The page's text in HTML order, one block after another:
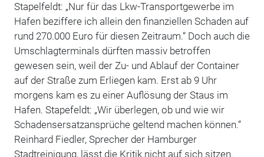
Stapelfeldt: „Nur für das Lkw-Transportgewerbe im
Hafen beziffere ich allein den finanziellen Schaden auf
rund 270.000 Euro für diesen Zeitraum.“ Doch auch die
Umschlagterminals dürften massiv betroffen
gewesen sein, weil der Zu- und Ablauf der Container
auf der Straße zum Erliegen kam. Erst ab 9 Uhr
morgens kam es zu einer Auflösung der Staus im
Hafen. Stapefeldt: „Wir überlegen, ob und wie wir
Schadensersatzansprüche geltend machen können.“
Reinhard Fiedler, Sprecher der Hamburger
Stadtreinigung, lässt die Kritik nicht auf sich sitzen.